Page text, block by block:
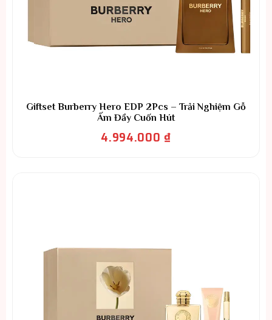
Giftset Burberry Hero EDP 2Pcs – Trải Nghiệm Gỗ
Ấm Đầy Cuốn Hút
4.994.000₫